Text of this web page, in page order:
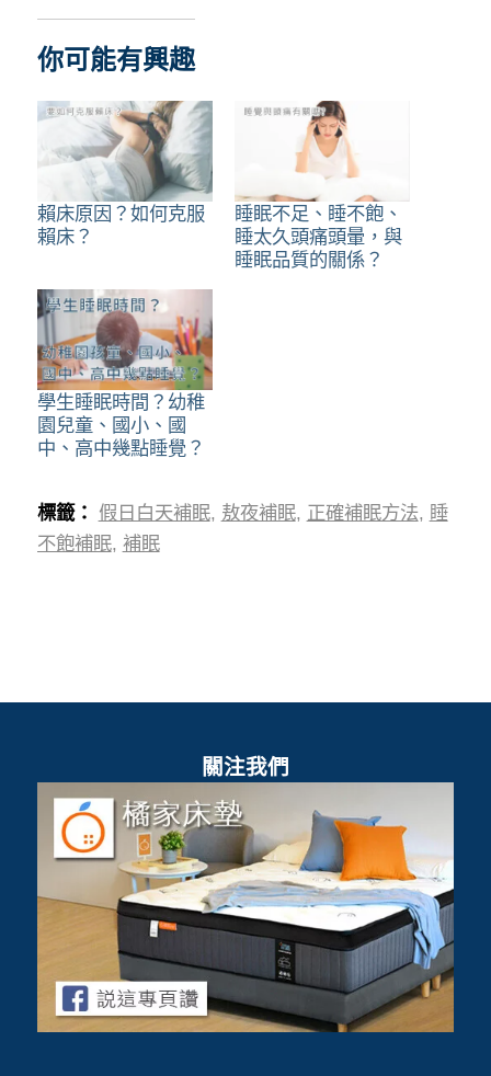
你可能有興趣
賴床原因？如何克服
賴床？
睡眠不足、睡不飽、
睡太久頭痛頭暈，與
睡眠品質的關係？
學生睡眠時間？幼稚
園兒童、國小、國
中、高中幾點睡覺？
標籤： 假日白天補眠, 敖夜補眠, 正確補眠方法,
睡
不飽補眠, 補眠
關注我們